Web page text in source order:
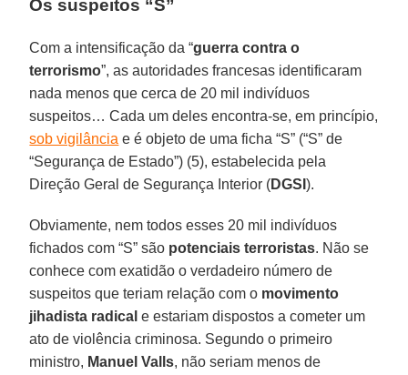
Os suspeitos “S”
Com a intensificação da “guerra contra o
terrorismo”, as autoridades francesas identificaram
nada menos que cerca de 20 mil indivíduos
suspeitos… Cada um deles encontra-se, em princípio,
sob vigilância e é objeto de uma ficha “S” (“S” de
“Segurança de Estado”) (5), estabelecida pela
Direção Geral de Segurança Interior (DGSI).
Obviamente, nem todos esses 20 mil indivíduos
fichados com “S” são potenciais terroristas. Não se
conhece com exatidão o verdadeiro número de
suspeitos que teriam relação com o movimento
jihadista radical e estariam dispostos a cometer um
ato de violência criminosa. Segundo o primeiro
ministro, Manuel Valls, não seriam menos de